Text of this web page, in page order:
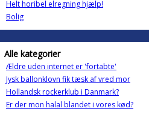
Helt horibel elregning hjælp!
Bolig
Alle kategorier
Ældre uden internet er 'fortabte'
Jysk ballonklovn fik tæsk af vred mor
Hollandsk rockerklub i Danmark?
Er der mon halal blandet i vores kød?